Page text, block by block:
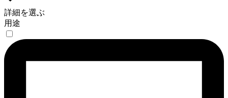
詳細を選ぶ
用途